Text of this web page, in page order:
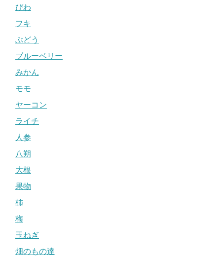
びわ
フキ
ぶどう
ブルーベリー
みかん
モモ
ヤーコン
ライチ
人参
八朔
大根
果物
柿
梅
玉ねぎ
畑のもの達